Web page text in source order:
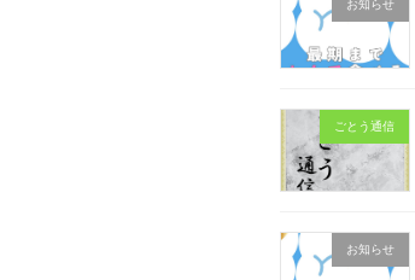
お知らせ
ごとう通信
お知らせ